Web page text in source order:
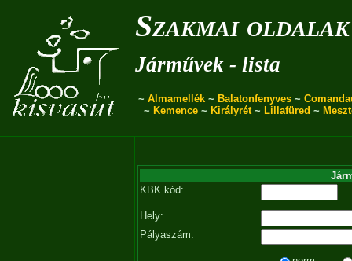
Szakmai oldalak
Járművek - lista
~ Almamellék ~ Balatonfenyves ~
~ Kemence~ Királyrét~ Lillafüred ~
KBK kód:
Hely:
Pályaszám: